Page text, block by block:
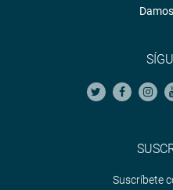
Suscríbete